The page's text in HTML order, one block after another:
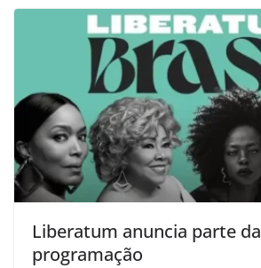
Liberatum anuncia parte da
programação